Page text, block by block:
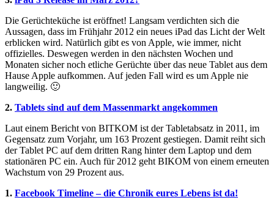
Die Gerüchteküche ist eröffnet! Langsam verdichten sich die
Aussagen, dass im Frühjahr 2012 ein neues iPad das Licht der Welt
erblicken wird. Natürlich gibt es von Apple, wie immer, nicht
offizielles. Deswegen werden in den nächsten Wochen und
Monaten sicher noch etliche Gerüchte über das neue Tablet aus dem
Hause Apple aufkommen. Auf jeden Fall wird es um Apple nie
langweilig. 🙂
2. Tablets sind auf dem Massenmarkt angekommen
Laut einem Bericht von BITKOM ist der Tabletabsatz in 2011, im
Gegensatz zum Vorjahr, um 163 Prozent gestiegen. Damit reiht sich
der Tablet PC auf dem dritten Rang hinter dem Laptop und dem
stationären PC ein. Auch für 2012 geht BIKOM von einem erneuten
Wachstum von 29 Prozent aus.
1. Facebook Timeline – die Chronik eures Lebens ist da!